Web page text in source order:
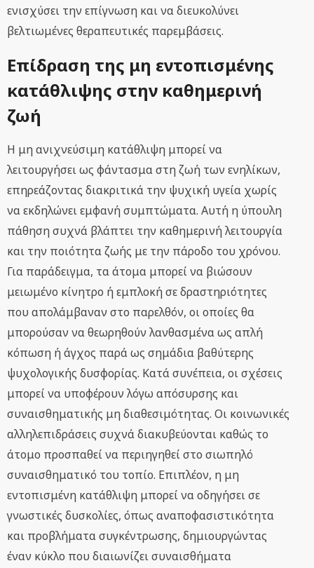
ενισχύσει την επίγνωση και να διευκολύνει
βελτιωμένες θεραπευτικές παρεμβάσεις.
Επίδραση της μη εντοπισμένης
κατάθλιψης στην καθημερινή
ζωή
Η μη ανιχνεύσιμη κατάθλιψη μπορεί να
λειτουργήσει ως φάντασμα στη ζωή των ενηλίκων,
επηρεάζοντας διακριτικά την ψυχική υγεία χωρίς
να εκδηλώνει εμφανή συμπτώματα. Αυτή η ύπουλη
πάθηση συχνά βλάπτει την καθημερινή λειτουργία
και την ποιότητα ζωής με την πάροδο του χρόνου.
Για παράδειγμα, τα άτομα μπορεί να βιώσουν
μειωμένο κίνητρο ή εμπλοκή σε δραστηριότητες
που απολάμβαναν στο παρελθόν, οι οποίες θα
μπορούσαν να θεωρηθούν λανθασμένα ως απλή
κόπωση ή άγχος παρά ως σημάδια βαθύτερης
ψυχολογικής δυσφορίας. Κατά συνέπεια, οι σχέσεις
μπορεί να υποφέρουν λόγω απόσυρσης και
συναισθηματικής μη διαθεσιμότητας. Οι κοινωνικές
αλληλεπιδράσεις συχνά διακυβεύονται καθώς το
άτομο προσπαθεί να περιηγηθεί στο σιωπηλό
συναισθηματικό του τοπίο. Επιπλέον, η μη
εντοπισμένη κατάθλιψη μπορεί να οδηγήσει σε
γνωστικές δυσκολίες, όπως αναποφασιστικότητα
και προβλήματα συγκέντρωσης, δημιουργώντας
έναν κύκλο που διαιωνίζει συναισθήματα